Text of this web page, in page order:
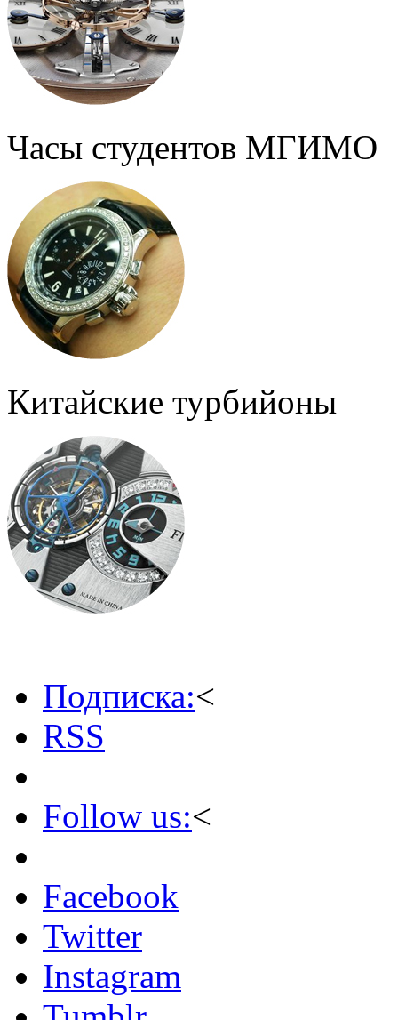
Часы студентов МГИМО
Китайские турбийоны
Подписка:<
RSS
Follow us:<
Facebook
Twitter
Instagram